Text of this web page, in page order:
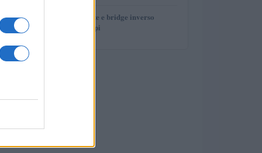
5
Perps, funding rate e bridge inverso
spiegati con esempi